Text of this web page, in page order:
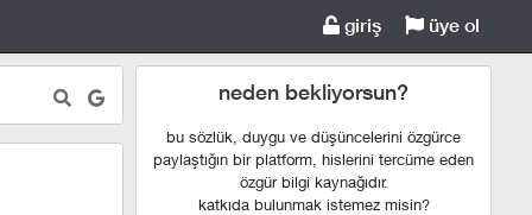
giriş üye ol
neden bekliyorsun?
bu sözlük, duygu ve düşüncelerini özgürce
paylaştığın bir platform, hislerini tercüme eden
özgür bilgi kaynağıdır.
katkıda bulunmak istemez misin?